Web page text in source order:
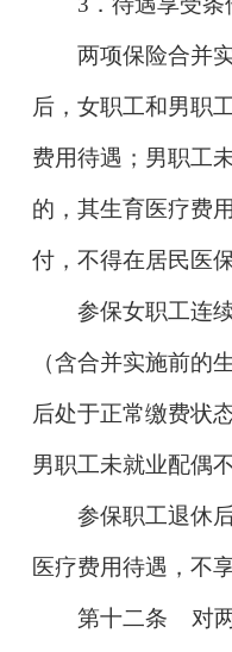
两项保险合并
后，女职工和男职
费用待遇；男职工
的，其生育医疗费
付，不得在居民医
参保女职工连
（含合并实施前的
后处于正常缴费状
男职工未就业配偶
参保职工退休
医疗费用待遇，不
第十二条 对